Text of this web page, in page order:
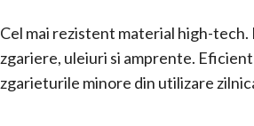
Cel mai rezistent material high-
zgariere, uleiuri si amprente.
zgarieturile minore din utilizare